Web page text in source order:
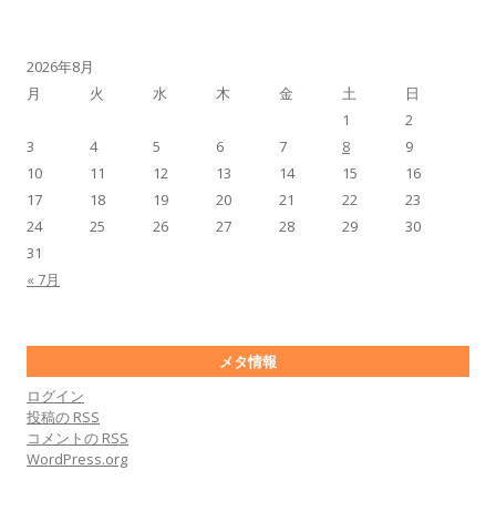
2026年8月
月
火 水 木 金 土 日
« 7月
1
2
3
4 5 6 7 8
9
10
11 12 13 14 15
16
17
18 19 20 21 22
23
24
25 26 27 28 29
30
31
メタ情報
ログイン
投稿の RSS
コメントの RSS
WordPress.org